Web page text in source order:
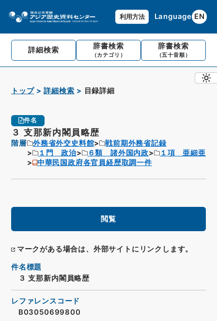
利用方法 Language EN
詳細検索 辞書検索
（カテゴリ）
辞書検索
（五十音順）
トップ 詳細検索 目録詳細
件名
３ 支那新内閣員略歴
階層 外務省外交史料館
戦前期外務省記録
１門 政治
６類 諸外国内政
１項 亜細亜
中華民国政府各官員経歴取調一件
閲覧
マークがある場合は、外部サイトにリンクします。
件名標題
３ 支那新内閣員略歴
レファレンスコード
B03050699800